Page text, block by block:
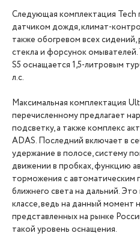
Следующая комплектация Tech
датчиком дождя, климат-
также обогревом всех сидений,
стекла и форсунок
S5 оснащается 1,5-литровым
л.с.
Максимальная комплектация
перечисленному предлагает
подсветку, а также комплекс
ADAS. Последний включает в
удержание в полосе, систему
движении в пробках, функцию
торможения с автоматическим
ближнего света на дальний.
классе, ведь на данный момент
представленных на рынке
такой уровень оснащения.